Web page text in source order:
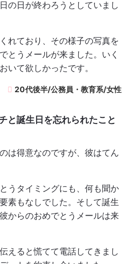
の日が終わろうとしていまし
れており、その様子の写真を
とうメールが来ました。いく
いて欲しかったです。
20代後半/公務員・教育系/女性
と誕生日を忘れられたこと
は得意なのですが、彼はてん
うタイミングにも、何も聞か
素もなしでした。そして誕生
からのおめでとうメールは来
えると慌てて電話してきまし